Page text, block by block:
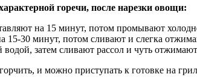
горечи, после нарезки овощи:
на 15 минут, потом промывают
15-30 минут, потом сливают и слегка
водой, затем сливают рассол и чуть
и можно приступать к готовке на